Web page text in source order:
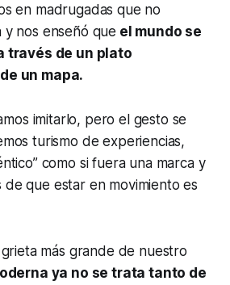
en madrugadas que no
nos enseñó que el mundo se
través de un plato
un mapa.
imitarlo, pero el gesto se
turismo de experiencias,
como si fuera una marca y
de que estar en movimiento es
más grande de nuestro
ya no se trata tanto de